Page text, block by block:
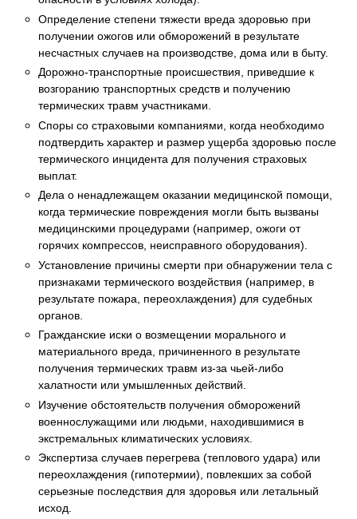
Определение степени тяжести вреда здоровью при
получении ожогов или обморожений в результате
несчастных случаев на производстве, дома или в быту.
Дорожно-транспортные происшествия, приведшие к
возгоранию транспортных средств и получению
термических травм участниками.
Споры со страховыми компаниями, когда необходимо
подтвердить характер и размер ущерба здоровью после
термического инцидента для получения страховых
выплат.
Дела о ненадлежащем оказании медицинской помощи,
когда термические повреждения могли быть вызваны
медицинскими процедурами (например, ожоги от
горячих компрессов, неисправного оборудования).
Установление причины смерти при обнаружении тела с
признаками термического воздействия (например, в
результате пожара, переохлаждения) для судебных
органов.
Гражданские иски о возмещении морального и
материального вреда, причиненного в результате
получения термических травм из-за чьей-либо
халатности или умышленных действий.
Изучение обстоятельств получения обморожений
военнослужащими или людьми, находившимися в
экстремальных климатических условиях.
Экспертиза случаев перегрева (теплового удара) или
переохлаждения (гипотермии), повлекших за собой
серьезные последствия для здоровья или летальный
исход.